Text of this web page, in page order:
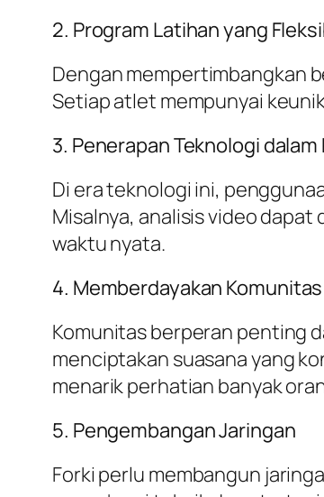
2. Program Latihan yang
Dengan mempertimbangkan
Setiap atlet mempunyai
3. Penerapan Teknologi
Di era teknologi ini,
Misalnya, analisis video
waktu nyata.
4. Memberdayakan Komunitas
Komunitas berperan penting
menciptakan suasana yang
menarik perhatian banyak
5. Pengembangan Jaringan
Forki perlu membangun